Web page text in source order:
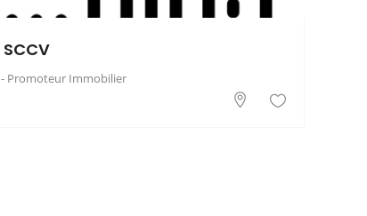
- Promoteur Immobilier